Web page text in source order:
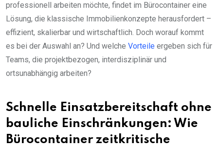
professionell arbeiten möchte, findet im Bürocontainer eine
Lösung, die klassische Immobilienkonzepte herausfordert –
effizient, skalierbar und wirtschaftlich. Doch worauf kommt
es bei der Auswahl an? Und welche Vorteile ergeben sich für
Teams, die projektbezogen, interdisziplinär und
ortsunabhängig arbeiten?
Schnelle Einsatzbereitschaft ohne
bauliche Einschränkungen: Wie
Bürocontainer zeitkritische